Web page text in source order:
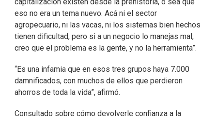
capitalización existen desde la prehistoria, o sea que
eso no era un tema nuevo. Acá ni el sector
agropecuario, ni las vacas, ni los sistemas bien hechos
tienen dificultad, pero si a un negocio lo manejas mal,
creo que el problema es la gente, y no la herramienta”.
“Es una infamia que en esos tres grupos haya 7.000
damnificados, con muchos de ellos que perdieron
ahorros de toda la vida”, afirmó.
Consultado sobre cómo devolverle confianza a la